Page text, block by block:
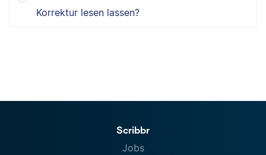
Korrektur lesen lassen?
Scribbr
Jobs